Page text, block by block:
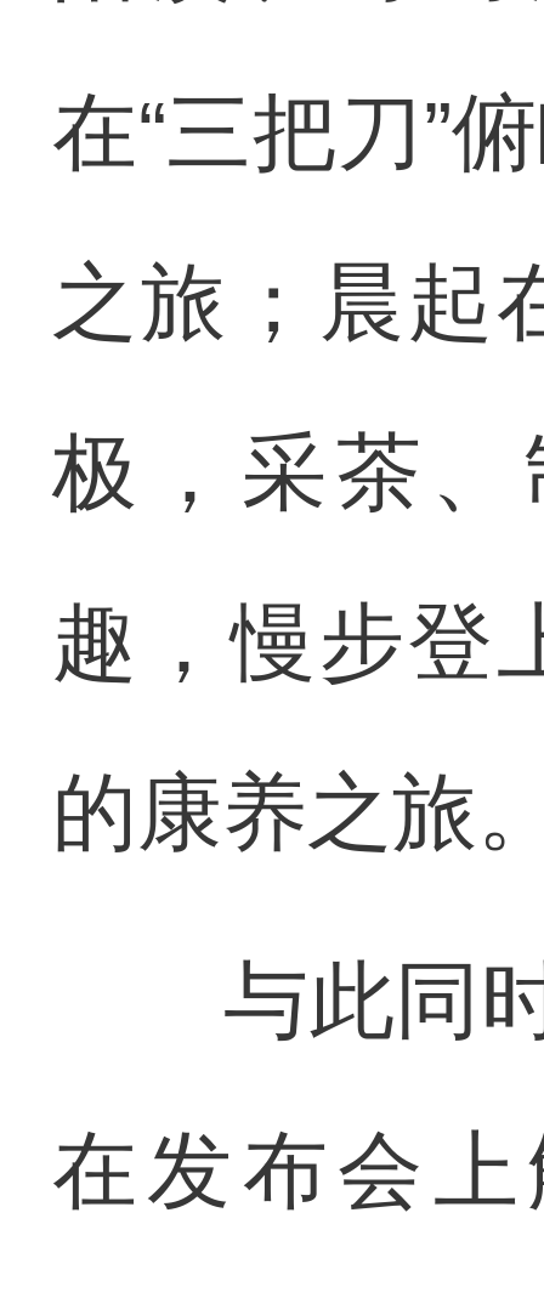
在“三把刀”
之旅；晨起
极，采茶
趣，慢步登
的康养之旅
与此同时
在发布会